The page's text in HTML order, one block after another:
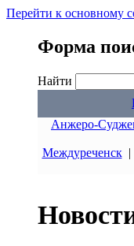
Перейти к основному
Форма
Найти
Анжеро-
Междуреченск|